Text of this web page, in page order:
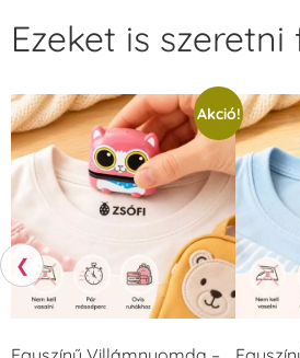
❮
Ezeket is szeretni
Akció!